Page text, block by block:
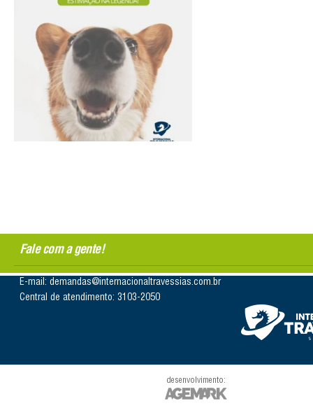
Fale com a gente!
E-mail: demandas@internacionaltravessias.com.br
Central de atendimento: 3103-2050
desenvolvimento: